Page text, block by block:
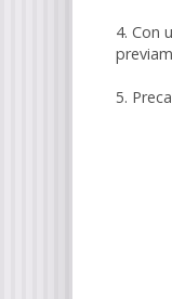
4. Con
5.